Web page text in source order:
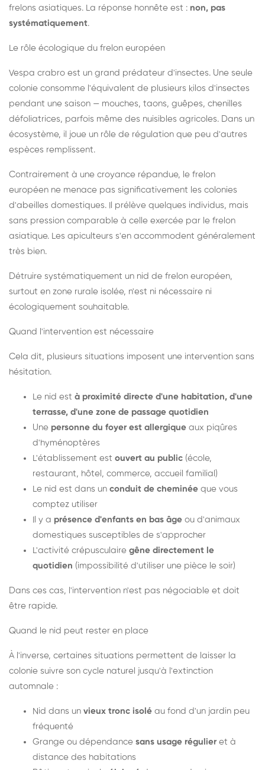
frelons asiatiques. La réponse honnête est : non, pas
systématiquement.
Le rôle écologique du frelon européen
Vespa crabro est un grand prédateur d'insectes. Une seule
colonie consomme l'équivalent de plusieurs kilos d'insectes
pendant une saison — mouches, taons, guêpes, chenilles
défoliatrices, parfois même des nuisibles agricoles. Dans un
écosystème, il joue un rôle de régulation que peu d'autres
espèces remplissent.
Contrairement à une croyance répandue, le frelon
européen ne menace pas significativement les colonies
d'abeilles domestiques. Il prélève quelques individus, mais
sans pression comparable à celle exercée par le frelon
asiatique. Les apiculteurs s'en accommodent généralement
très bien.
Détruire systématiquement un nid de frelon européen,
surtout en zone rurale isolée, n'est ni nécessaire ni
écologiquement souhaitable.
Quand l'intervention est nécessaire
Cela dit, plusieurs situations imposent une intervention sans
hésitation.
Le nid est à proximité directe d'une habitation, d'une
terrasse, d'une zone de passage quotidien
Une personne du foyer est allergique aux piqûres
d'hyménoptères
L'établissement est ouvert au public (école,
restaurant, hôtel, commerce, accueil familial)
Le nid est dans un conduit de cheminée que vous
comptez utiliser
Il y a présence d'enfants en bas âge ou d'animaux
domestiques susceptibles de s'approcher
L'activité crépusculaire gêne directement le
quotidien (impossibilité d'utiliser une pièce le soir)
Dans ces cas, l'intervention n'est pas négociable et doit
être rapide.
Quand le nid peut rester en place
À l'inverse, certaines situations permettent de laisser la
colonie suivre son cycle naturel jusqu'à l'extinction
automnale :
Nid dans un vieux tronc isolé au fond d'un jardin peu
fréquenté
Grange ou dépendance sans usage régulier et à
distance des habitations